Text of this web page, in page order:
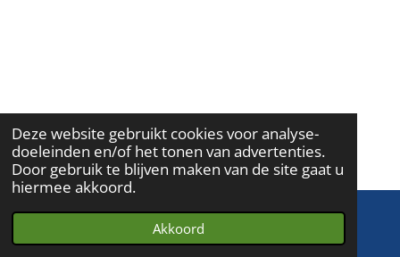
Deze website gebruikt cookies voor analyse-
doeleinden en/of het tonen van advertenties.
Door gebruik te blijven maken van de site gaat u
hiermee akkoord.
Akkoord
Telefoonnummer